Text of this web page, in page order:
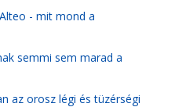
- mit mond a
semmi sem marad a
az orosz légi és tüzérségi